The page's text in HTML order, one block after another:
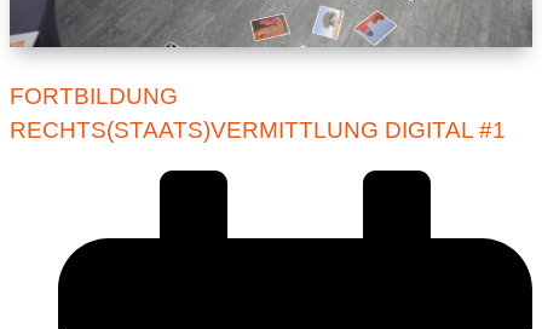
FORTBILDUNG
RECHTS(STAATS)VERMITTLUNG DIGITAL #1